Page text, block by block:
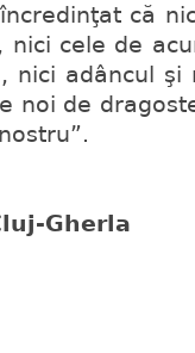
că
nici cele de
nici adâncul
noi de
Gherla